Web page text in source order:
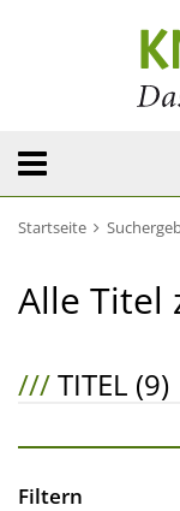
Startseite
Alle Titel
///TITEL (9)
Filtern